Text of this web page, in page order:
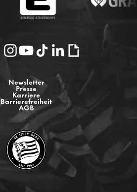
Newsletter
Presse
Karriere
Barrierefreiheit
AGB